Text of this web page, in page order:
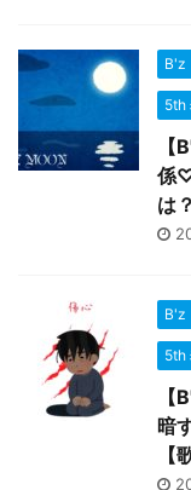
B'z
5th
係
は
B'z
5th
暗
【